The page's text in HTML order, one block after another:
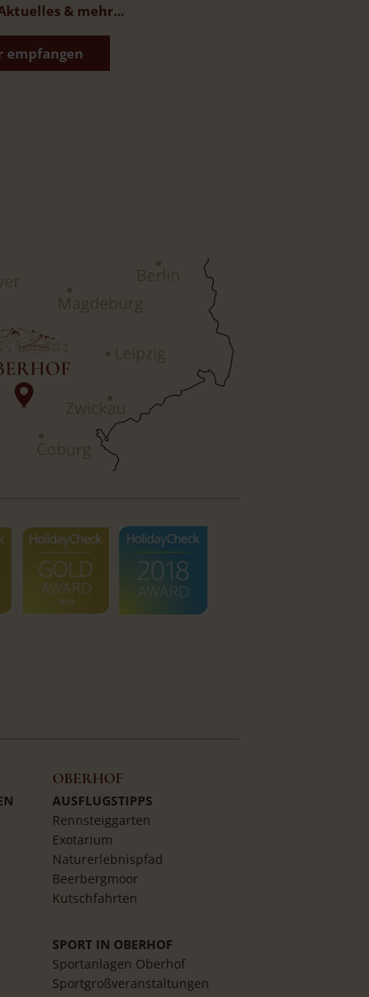
& mehr...
empfangen
OBERHOF
AUSFLUGSTIPPS
Rennsteiggarten
Exotarium
Naturerlebnispfad
Beerbergmoor
Kutschfahrten
SPORT IN OBERHOF
Sportanlagen Oberhof
Sportgroßveranstaltungen